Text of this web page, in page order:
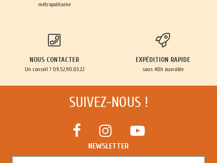
métropolitaine
NOUS CONTACTER
Un conseil ? 09.52.90.03.22
EXPÉDITION RAPIDE
sous 48h ouvrable
SUIVEZ-NOUS !
NEWSLETTER